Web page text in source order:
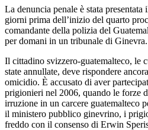
La denuncia penale è stata
giorni prima dell’inizio del quarto
comandante della polizia del
per domani in un tribunale di Ginevra.
Il cittadino svizzero-guatemalteco, le
state annullate, deve rispondere
omicidio. È accusato di aver
prigionieri nel 2006, quando le forze
irruzione in un carcere guatemalteco
il ministero pubblico ginevrino, i
freddo con il consenso di Erwin